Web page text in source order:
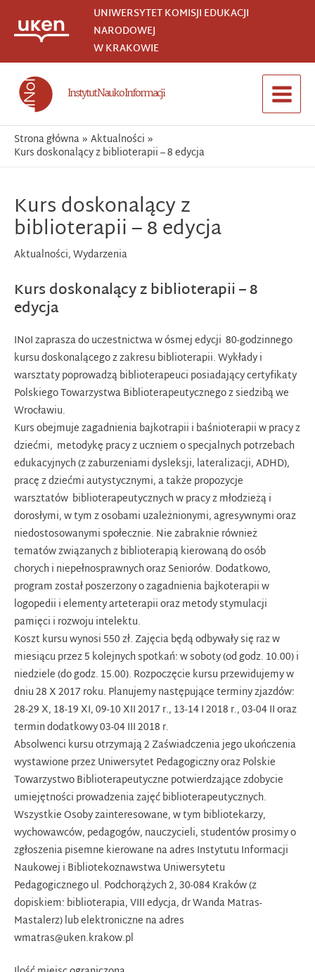
UNIWERSYTET KOMISJI EDUKACJI
NARODOWEJ
W KRAKOWIE
Instytut Nauk o Informacji
Main
Menu
Strona główna Aktualności
Kurs doskonalący z biblioterapii – 8 edycja
Kurs doskonalący z
biblioterapii – 8 edycja
Aktualności,Wydarzenia
Kurs doskonalący z biblioterapii – 8
edycja
INoI zaprasza do uczestnictwa w ósmej edycji 80-godzinnego
kursu doskonalącego z zakresu biblioterapii. Wykłady i
warsztaty poprowadzą biblioterapeuci posiadający certyfikaty
Polskiego Towarzystwa Biblioterapeutycznego z siedzibą we
Wrocławiu.
Kurs obejmuje zagadnienia bajkotrapii i baśnioterapii w pracy z
dziećmi, metodykę pracy z uczniem o specjalnych potrzebach
edukacyjnych (z zaburzeniami dysleksji, lateralizacji, ADHD),
pracę z dziećmi autystycznymi, a także propozycje
warsztatów biblioterapeutycznych w pracy z młodzieżą i
dorosłymi, w tym z osobami uzależnionymi, agresywnymi oraz
niedostosowanymi społecznie. Nie zabraknie również
tematów związanych z biblioterapią kierowaną do osób
chorych i niepełnosprawnych oraz Seniorów. Dodatkowo,
program został poszerzony o zagadnienia bajkoterapii w
logopedii i elementy arteterapii oraz metody stymulacji
pamięci i rozwoju intelektu.
Koszt kursu wynosi 550 zł. Zajęcia będą odbywały się raz w
miesiącu przez 5 kolejnych spotkań: w soboty (od godz. 10.00) i
niedziele (do godz. 15.00). Rozpoczęcie kursu przewidujemy w
dniu 28 X 2017 roku. Planujemy następujące terminy zjazdów:
28-29 X, 18-19 XI, 09-10 XII 2017 r., 13-14 I 2018 r., 03-04 II oraz
termin dodatkowy 03-04 III 2018 r.
Absolwenci kursu otrzymają 2 Zaświadczenia jego ukończenia
wystawione przez Uniwersytet Pedagogiczny oraz Polskie
Towarzystwo Biblioterapeutyczne potwierdzające zdobycie
umiejętności prowadzenia zajęć biblioterapeutycznych.
Wszystkie Osoby zainteresowane, w tym bibliotekarzy,
wychowawców, pedagogów, nauczycieli, studentów prosimy o
zgłoszenia pisemne kierowane na adres Instytutu Informacji
Naukowej i Bibliotekoznawstwa Uniwersytetu
Pedagogicznego ul. Podchorążych 2, 30-084 Kraków (z
dopiskiem: biblioterapia, VIII edycja, dr Wanda Matras-
Mastalerz) lub elektroniczne na adres
wmatras@uken.krakow.pl